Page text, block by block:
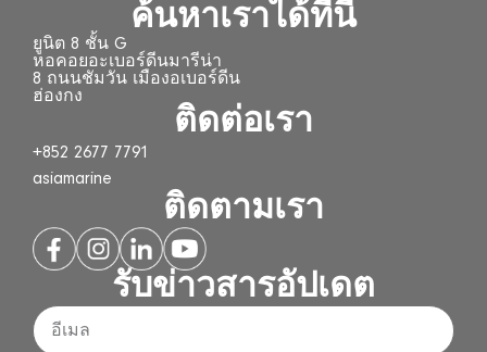
ค้นหาเราได้ที่นี่
ยูนิต 8 ชั้น G
หอคอยอะเบอร์ดีนมารีน่า
8 ถนนชัมวัน เมืองอเบอร์ดีน
ฮ่องกง
ติดต่อเรา
+852 2677 7791
asiamarine
ติดตามเรา
รับข่าวสารอัปเดต